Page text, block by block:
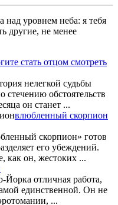
уровнем неба: я тебя
другие, не менее
стать отцом смотреть
нелегкой судьбы
стечению обстоятельств
он станет ...
влюбленный скорпион
скорпион» готов
его убеждений.
как он, жестоких ...
Йорка отличная работа,
единственной. Он не
...